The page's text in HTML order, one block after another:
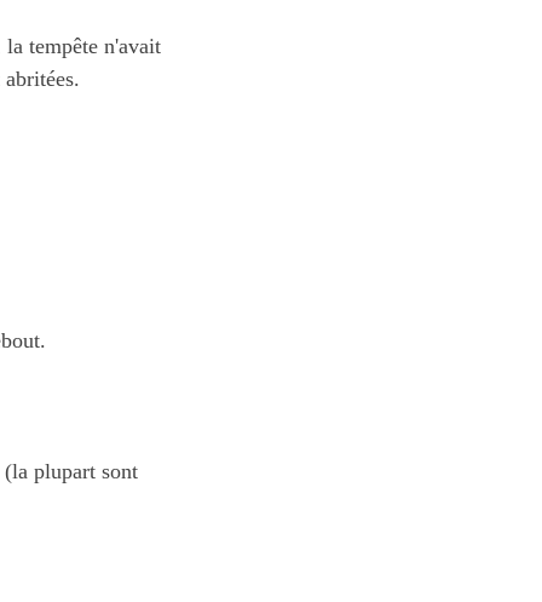
tempête n'avait
(la plupart sont